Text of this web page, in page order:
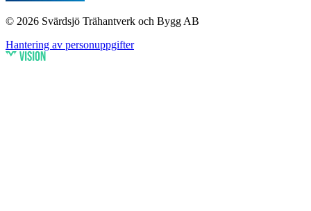
© 2026 Svärdsjö Trähantverk och Bygg AB
Hantering av personuppgifter